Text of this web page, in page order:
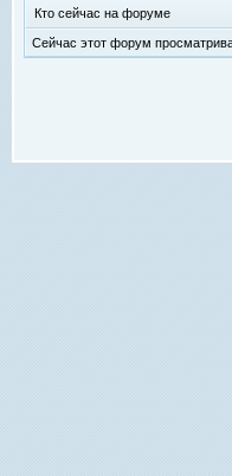
Кто сейчас на форуме
Сейчас этот форум